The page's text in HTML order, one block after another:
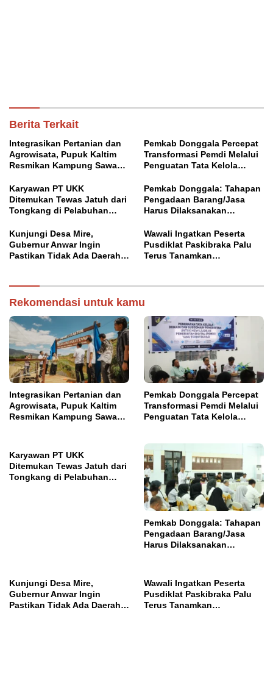
Berita Terkait
Integrasikan Pertanian dan
Agrowisata, Pupuk Kaltim
Resmikan Kampung Sawah
Pemkab Donggala Percepat
Transformasi Pemdi Melalui
Penguatan Tata Kelola
Karyawan PT UKK
Ditemukan Tewas Jatuh dari
Tongkang di Pelabuhan
Pemkab Donggala: Tahapan
Pengadaan Barang/Jasa
Harus Dilaksanakan
Kunjungi Desa Mire,
Gubernur Anwar Ingin
Pastikan Tidak Ada Daerah
Wawali Ingatkan Peserta
Pusdiklat Paskibraka Palu
Terus Tanamkan
Rekomendasi untuk kamu
Integrasikan Pertanian dan
Agrowisata, Pupuk Kaltim
Resmikan Kampung Sawah
Pemkab Donggala Percepat
Transformasi Pemdi Melalui
Penguatan Tata Kelola
Karyawan PT UKK
Ditemukan Tewas Jatuh dari
Tongkang di Pelabuhan
Pemkab Donggala: Tahapan
Pengadaan Barang/Jasa
Harus Dilaksanakan
Kunjungi Desa Mire,
Gubernur Anwar Ingin
Pastikan Tidak Ada Daerah
Wawali Ingatkan Peserta
Pusdiklat Paskibraka Palu
Terus Tanamkan